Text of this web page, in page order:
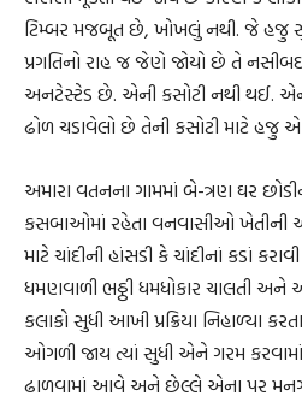
ટિમ્બર મજબૂત છે, ખોખલું નથી. જે હજુ
પ્રગતિનો રાહ જ જેણે જોયો છે તે
અનટેસ્ટેડ છે. એની કસોટી નથી થઈ.
ઢોળ ચડાવેલો છે તેની કસોટી માટે હજુ
અમારા વતનના ગામમાં બે-ત્રણ ઘર
કસબાઓમાં રહેતા વનવાસીઓ ખેતીની
માટે ચાંદીની હાંસડી કે ચાંદીનાં કડાં
ધમણવાળી ભઠ્ઠી ધમધોકાર ચાલતી
કલાકો સુધી આખી પ્રક્રિયા નિહાળ્યા
ઓગળી જાય ત્યાં સુધી એને ગરમ
ઢાળવામાં આવે અને છેલ્લે એના પર